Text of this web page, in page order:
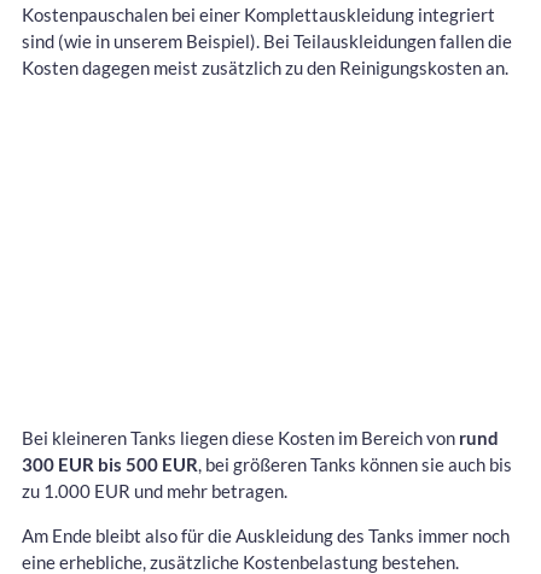
Kostenpauschalen bei einer Komplettauskleidung integriert
sind (wie in unserem Beispiel). Bei Teilauskleidungen fallen die
Kosten dagegen meist zusätzlich zu den Reinigungskosten an.
Bei kleineren Tanks liegen diese Kosten im Bereich von rund
300 EUR bis 500 EUR, bei größeren Tanks können sie auch bis
zu 1.000 EUR und mehr betragen.
Am Ende bleibt also für die Auskleidung des Tanks immer noch
eine erhebliche, zusätzliche Kostenbelastung bestehen.